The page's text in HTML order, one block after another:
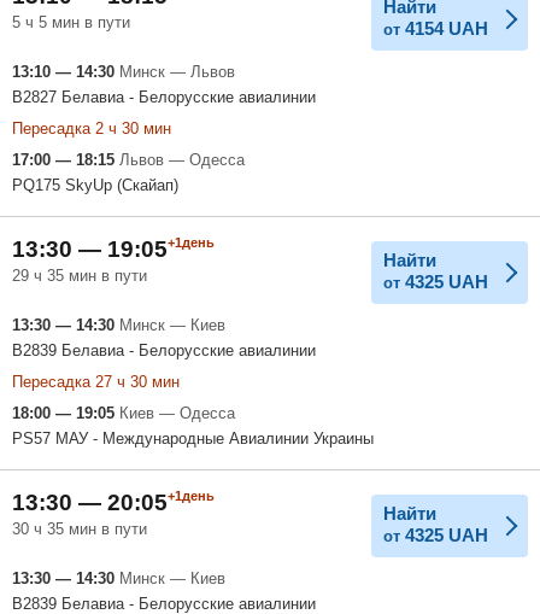
5 ч 5 мин в пути
Найти
от 4154 UAH
13:10 — 14:30 Минск — Львов
B2827 Белавиа - Белорусские авиалинии
Пересадка 2 ч 30 мин
17:00 — 18:15 Львов — Одесса
PQ175 SkyUp (Скайап)
13:30 — 19:05+1день
29 ч 35 мин в пути
Найти
от 4325 UAH
13:30 — 14:30 Минск — Киев
B2839 Белавиа - Белорусские авиалинии
Пересадка 27 ч 30 мин
18:00 — 19:05 Киев — Одесса
PS57 МАУ - Международные Авиалинии Украины
13:30 — 20:05+1день
30 ч 35 мин в пути
Найти
от 4325 UAH
13:30 — 14:30 Минск — Киев
B2839 Белавиа - Белорусские авиалинии